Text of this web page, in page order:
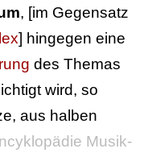
, [im Gegensatz
] hingegen eine
des Themas
wird, so
aus halben
Musik-